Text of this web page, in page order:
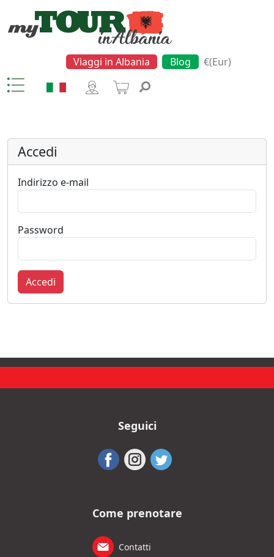
Viaggi in Albania Blog €(Eur)
Accedi
Indirizzo e-mail
Password
Accedi
Seguici
Come prenotare
Contatti